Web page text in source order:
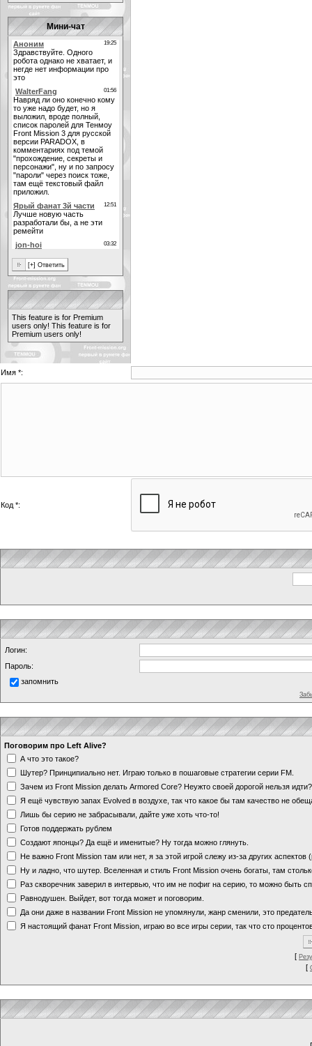
Мини-чат
This feature is for Premium
users only! This feature is for
Premium users only!
Имя *:
Код *:
Логин:
Пароль:
запомнить
Поговорим про Left Alive?
А что это такое?
Шутер? Принципиально нет. Играю только в пошаговые стратегии серии FM.
Зачем из Front Mission делать Armored Core? Неужто своей дорогой нельзя
Я ещё чувствую запах Evolved в воздухе, так что какое бы там качество не
Лишь бы серию не забрасывали, дайте уже хоть что-то!
Готов поддержать рублем
Создают японцы? Да ещё и именитые? Ну тогда можно глянуть.
Не важно Front Mission там или нет, я за этой игрой слежу из-за других аспектов
Ну и ладно, что шутер. Вселенная и стиль Front Mission очень богаты, там
Раз скворечник заверил в интервью, что им не пофиг на серию, то можно быть
Равнодушен. Выйдет, вот тогда может и поговорим.
Да они даже в названии Front Mission не упомянули, жанр сменили, это
Я настоящий фанат Front Mission, играю во все игры серии, так что сто
[
[